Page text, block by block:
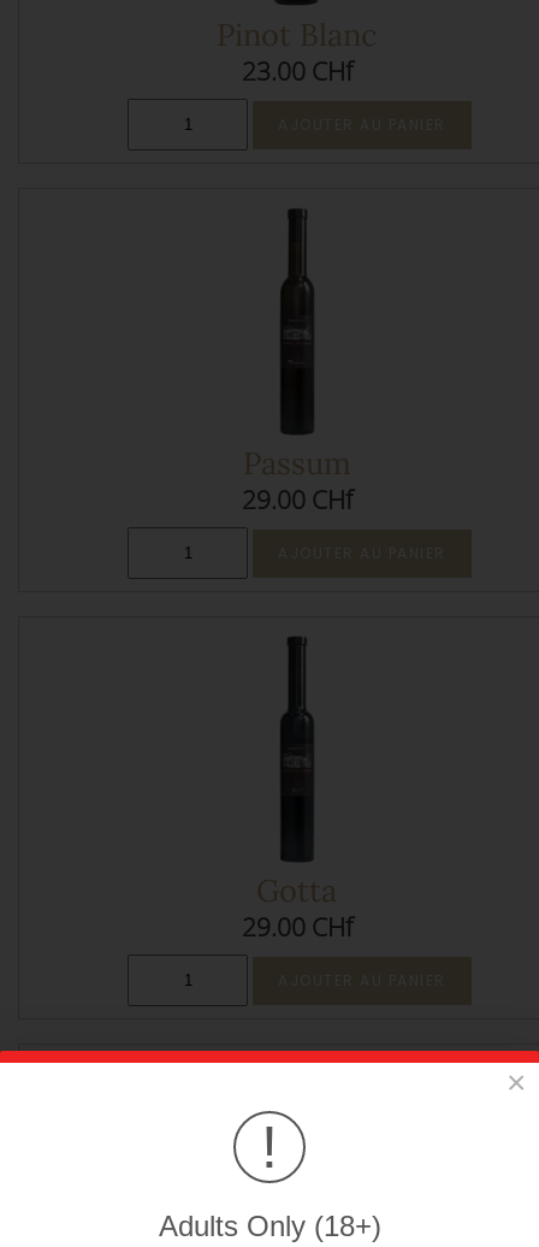
Pinot Blanc
23.00 CHf
Passum
29.00 CHf
Gotta
29.00 CHf
×
!
Adults Only (18+)